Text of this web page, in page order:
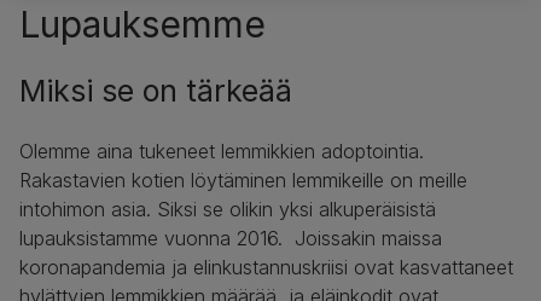
Lupauksemme
Miksi se on tärkeää
Olemme aina tukeneet lemmikkien adoptointia.
Rakastavien kotien löytäminen lemmikeille on meille
intohimon asia. Siksi se olikin yksi alkuperäisistä
lupauksistamme vuonna 2016. Joissakin maissa
koronapandemia ja elinkustannuskriisi ovat kasvattaneet